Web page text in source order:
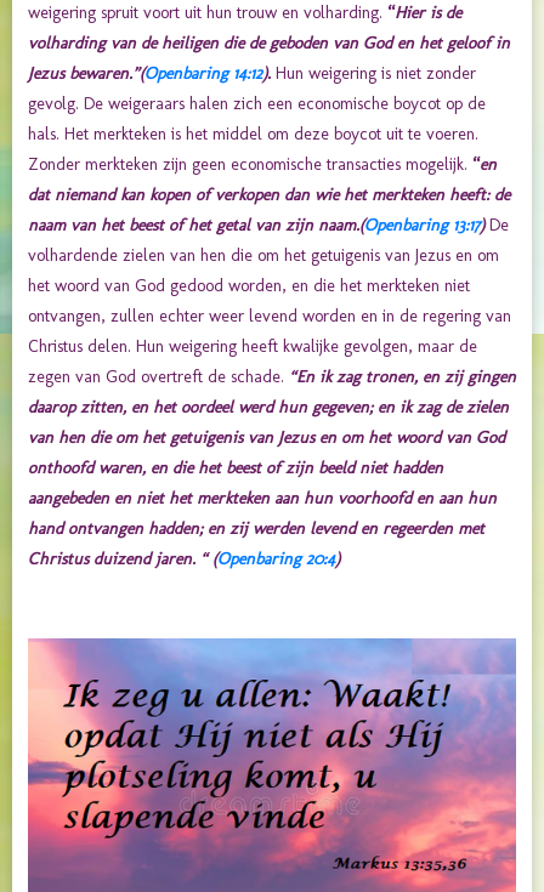
weigering spruit voort uit hun trouw en volharding. “Hier is de
volharding van de heiligen die de geboden van God en het geloof in
Jezus bewaren.”(Openbaring 14:12). Hun weigering is niet zonder
gevolg. De weigeraars halen zich een economische boycot op de
hals. Het merkteken is het middel om deze boycot uit te voeren.
Zonder merkteken zijn geen economische transacties mogelijk. “en
dat niemand kan kopen of verkopen dan wie het merkteken heeft: de
naam van het beest of het getal van zijn naam.(Openbaring 13:17) De
volhardende zielen van hen die om het getuigenis van Jezus en om
het woord van God gedood worden, en die het merkteken niet
ontvangen, zullen echter weer levend worden en in de regering van
Christus delen. Hun weigering heeft kwalijke gevolgen, maar de
zegen van God overtreft de schade. “En ik zag tronen, en zij gingen
daarop zitten, en het oordeel werd hun gegeven; en ik zag de zielen
van hen die om het getuigenis van Jezus en om het woord van God
onthoofd waren, en die het beest of zijn beeld niet hadden
aangebeden en niet het merkteken aan hun voorhoofd en aan hun
hand ontvangen hadden; en zij werden levend en regeerden met
Christus duizend jaren. “ (Openbaring 20:4)